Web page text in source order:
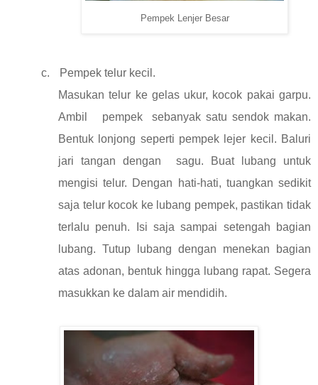
Pempek Lenjer Besar
c.
Pempek telur kecil.
Masukan telur ke gelas ukur, kocok pakai garpu.
Ambil
pempek
sebanyak satu sendok makan.
Bentuk lonjong seperti pempek lejer kecil. Baluri
jari tangan dengan
sagu. Buat lubang untuk
mengisi telur. Dengan hati-hati, tuangkan sedikit
saja telur kocok ke lubang pempek, pastikan tidak
terlalu penuh. Isi saja sampai setengah bagian
lubang. Tutup lubang dengan menekan bagian
atas adonan, bentuk hingga lubang rapat. Segera
masukkan ke dalam air mendidih.